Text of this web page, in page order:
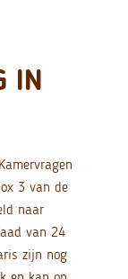
IN
3 van de
naar
van 24
zijn nog